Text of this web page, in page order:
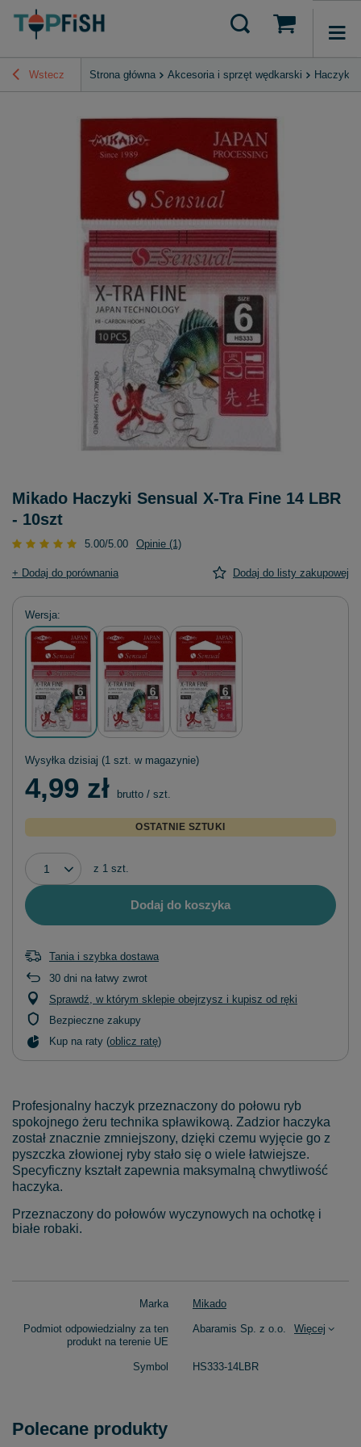
Wstecz Strona główna Akcesoria i sprzęt wędkarski Haczyki,
Mikado Haczyki Sensual X-Tra Fine 14 LBR
- 10szt
5.00/5.00 Opinie (1)
+ Dodaj do porównania Dodaj do listy zakupowej
Wersja
Wysyłka dzisiaj (1 szt. w magazynie)
4,99 zł brutto / szt.
OSTATNIE SZTUKI
z 1 szt.
Dodaj do koszyka
Tania i szybka dostawa
30 dni na łatwy zwrot
Sprawdź, w którym sklepie obejrzysz i kupisz od ręki
Bezpieczne zakupy
Kup na raty (oblicz ratę)
Profesjonalny haczyk przeznaczony do połowu ryb
spokojnego żeru technika spławikową. Zadzior haczyka
został znacznie zmniejszony, dzięki czemu wyjęcie go z
pyszczka złowionej ryby stało się o wiele łatwiejsze.
Specyficzny kształt zapewnia maksymalną chwytliwość
haczyka.
Przeznaczony do połowów wyczynowych na ochotkę i
białe robaki.
Marka Mikado
Podmiot odpowiedzialny za ten
produkt na terenie UE
Abaramis Sp. z o.o. Więcej
Symbol HS333-14LBR
Polecane produkty